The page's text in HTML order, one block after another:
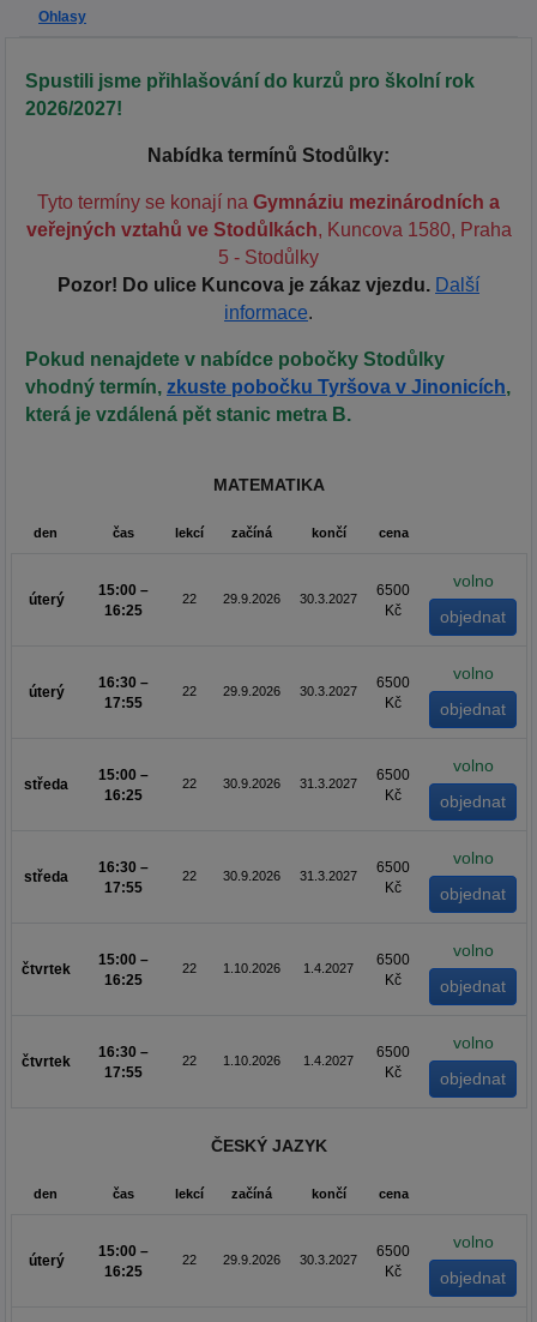
Ohlasy
Spustili jsme přihlašování do kurzů pro školní rok
2026/2027!
Nabídka termínů Stodůlky:
Tyto termíny se konají na Gymnáziu mezinárodních a
veřejných vztahů ve Stodůlkách, Kuncova 1580, Praha
5 - Stodůlky
Pozor! Do ulice Kuncova je zákaz vjezdu. Další
informace.
Pokud nenajdete v nabídce pobočky Stodůlky
vhodný termín, zkuste pobočku Tyršova v Jinonicích,
která je vzdálená pět stanic metra B.
MATEMATIKA
den čas lekcí začíná končí cena
úterý
15:00 –
16:25
22 29.9.2026 30.3.2027
6500
Kč
volno
úterý
16:30 –
17:55
22 29.9.2026 30.3.2027
6500
Kč
volno
středa
15:00 –
16:25
22 30.9.2026 31.3.2027
6500
Kč
volno
středa
16:30 –
17:55
22 30.9.2026 31.3.2027
6500
Kč
volno
čtvrtek
15:00 –
16:25
22 1.10.2026 1.4.2027
6500
Kč
volno
čtvrtek
16:30 –
17:55
22 1.10.2026 1.4.2027
6500
Kč
volno
ČESKÝ JAZYK
den čas lekcí začíná končí cena
úterý
15:00 –
16:25
22 29.9.2026 30.3.2027
6500
Kč
volno